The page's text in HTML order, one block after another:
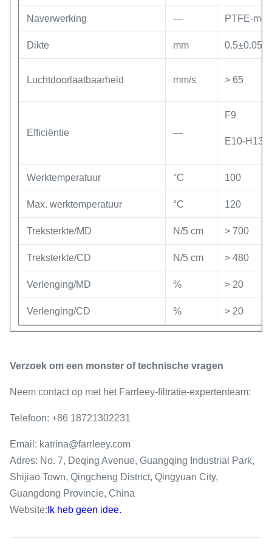
Naverwerking — PTFE-
Dikte mm 0.5±0.05
Luchtdoorlaatbaarheid mm/s > 65
Efficiëntie —
F9
E10-H13
Werktemperatuur °C 100
Max. werktemperatuur °C 120
Treksterkte/MD N/5 cm > 700
Treksterkte/CD N/5 cm > 480
Verlenging/MD % > 20
Verlenging/CD % > 20
Verzoek om een monster of technische vragen
Neem contact op met het Farrleey-filtratie-expertenteam:
Telefoon: +86 18721302231
Email: katrina@farrleey.com
Adres: No. 7, Deqing Avenue, Guangqing Industrial Park,
Shijiao Town, Qingcheng District, Qingyuan City,
Guangdong Provincie, China
Website: Ik heb geen idee.